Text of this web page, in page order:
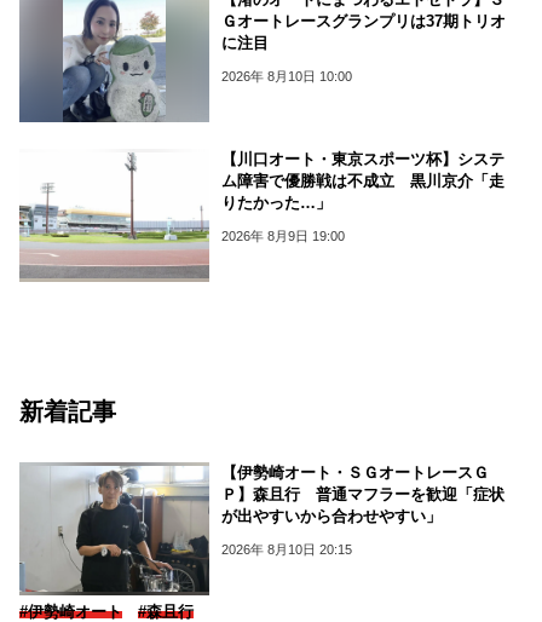
Ｇオートレースグランプリは37期トリオ
に注目
2026年 8月10日 10:00
【川口オート・東京スポーツ杯】システ
ム障害で優勝戦は不成立 黒川京介「走
りたかった…」
2026年 8月9日 19:00
新着記事
【伊勢崎オート・ＳＧオートレースＧ
Ｐ】森且行 普通マフラーを歓迎「症状
が出やすいから合わせやすい」
2026年 8月10日 20:15
#伊勢崎オート #森且行